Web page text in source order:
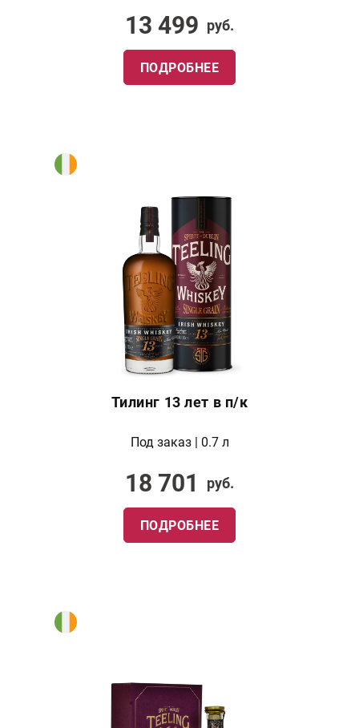
13 499 руб.
ПОДРОБНЕЕ
Тилинг 13 лет в п/к
Под заказ | 0.7 л
18 701 руб.
ПОДРОБНЕЕ